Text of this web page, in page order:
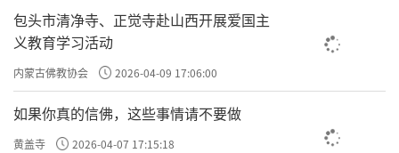
包头市清净寺、正觉寺赴山西开展爱国主
义教育学习活动
内蒙古佛教协会 2026-04-09 17:06:00
如果你真的信佛，这些事情请不要做
黄盖寺 2026-04-07 17:15:18